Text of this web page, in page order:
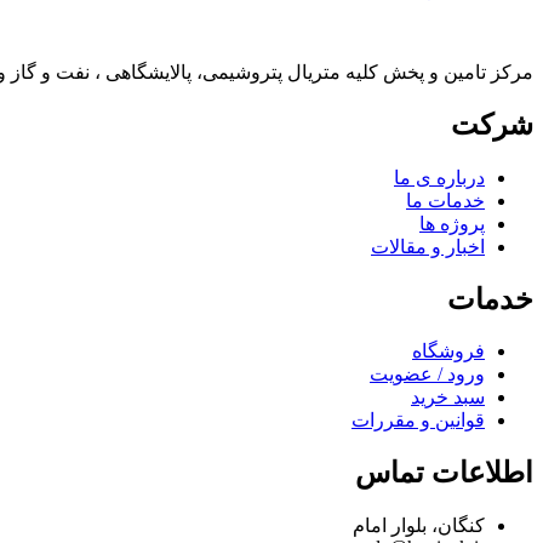
ﻣﺮکز ﺗﺎﻣﯿﻦ و پخش کلیه ﻣﺘﺮﯾﺎل پتروشیمی، پالایشگاهی ، ﻧﻔﺖ و گاز
شرکت
درباره ی ما
خدمات ما
پروژه ها
اخبار و مقالات
خدمات
فروشگاه
ورود / عضویت
سبد خرید
قوانین و مقررات
اطلاعات تماس
کنگان، ﺑﻠﻮار اﻣﺎم